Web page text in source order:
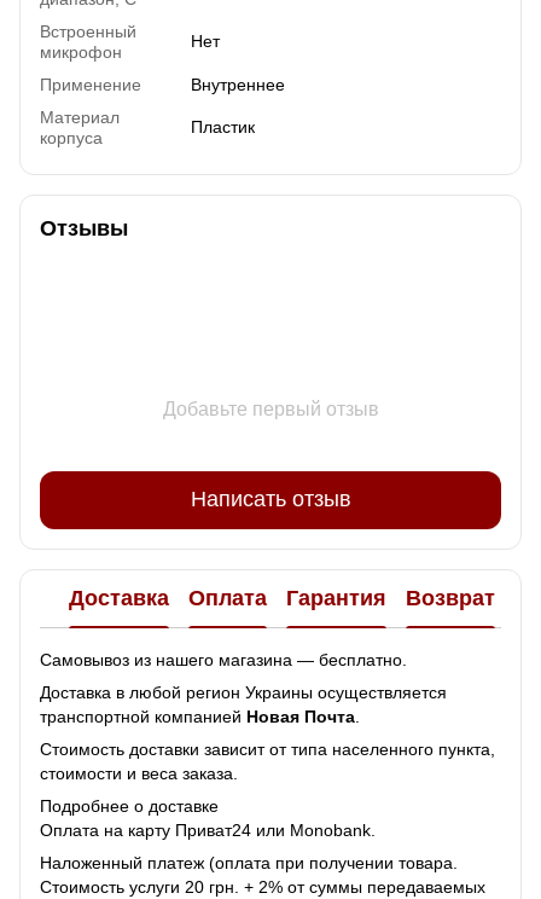
Встроенный
микрофон
Нет
Применение
Внутреннее
Материал
корпуса
Пластик
Отзывы
Добавьте первый отзыв
Написать отзыв
Доставка Оплата Гарантия Возврат
Самовывоз из нашего магазина — бесплатно.
Доставка в любой регион Украины осуществляется
транспортной компанией Новая Почта
Стоимость доставки зависит от типа населенного пункта,
стоимости и веса заказа.
Подробнее о доставке
Оплата на карту Приват24 или Monobank.
Наложенный платеж (оплата при получении товара.
Стоимость услуги 20 грн. + 2% от суммы передаваемых